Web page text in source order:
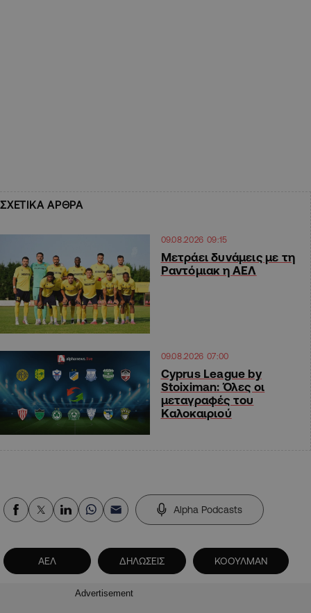
ΣΧΕΤΙΚΑ ΑΡΘΡΑ
09.08.2026 09:15
Μετράει δυνάμεις με τη
Ραντόμιακ η ΑΕΛ
09.08.2026 07:00
Cyprus League by
Stoiximan: Όλες οι
μεταγραφές του
Καλοκαιριού
Alpha Podcasts
ΑΕΛ ΔΗΛΩΣΕΙΣ ΚΟΟΥΛΜΑΝ
Advertisement